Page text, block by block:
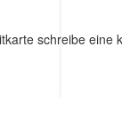
schreibe eine